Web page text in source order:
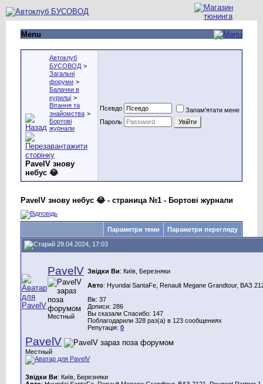
Menu
Автоклуб
БУСОВОД >
Загальні
форуми >
Балачки в
курилці >
Вітання та
знайомства >
Бортові
журнали
PavelV знову
небус 😂
Псевдо
Запам'ятати мене
Пароль
PavelV знову небус 😂 - страница №1 - Бортові журнали
Параметри теми Параметри перегляду
29.04.2024, 17:03
PavelV
Местный
Звідки Ви: Київ, Березняки
Авто: Hyundai SantaFe, Renault Megane Grandtour, ВАЗ
Вік: 37
Дописи: 286
Вы сказали Спасибо: 147
Поблагодарили 328 раз(а) в 123 сообщениях
Репутація: 0
PavelV
Местный
Звідки Ви: Київ, Березняки